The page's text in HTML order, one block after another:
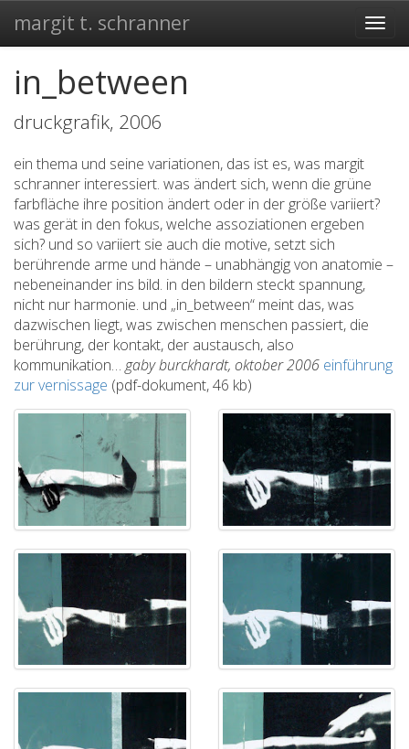
margit t. schranner
in_between
druckgrafik, 2006
ein thema und seine variationen, das ist es, was margit
schranner interessiert. was ändert sich, wenn die grüne
farbfläche ihre position ändert oder in der größe variiert?
was gerät in den fokus, welche assoziationen ergeben
sich? und so variiert sie auch die motive, setzt sich
berührende arme und hände – unabhängig von anatomie –
nebeneinander ins bild. in den bildern steckt spannung,
nicht nur harmonie. und „in_between“ meint das, was
dazwischen liegt, was zwischen menschen passiert, die
berührung, der kontakt, der austausch, also
kommunikation… gaby burckhardt, oktober 2006 einführung
zur vernissage (pdf-dokument, 46 kb)